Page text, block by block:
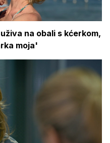
na obali s kćerkom,
moja'